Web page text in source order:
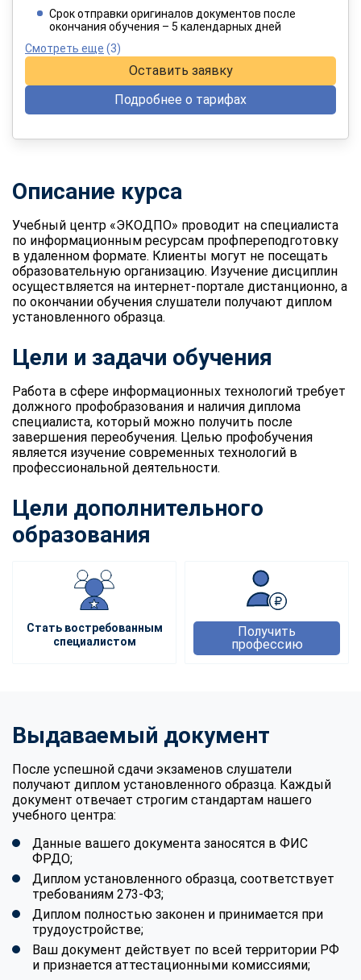
При оплате в рассрочку на 12 месяцев
Срок отправки оригиналов документов после
окончания обучения – 5 календарных дней
Смотреть еще (3)
Оставить заявку
Подробнее о тарифах
Описание курса
Учебный центр «ЭКОДПО» проводит на специалиста
по информационным ресурсам профпереподготовку
в удаленном формате. Клиенты могут не посещать
образовательную организацию. Изучение дисциплин
осуществляется на интернет-портале дистанционно, а
по окончании обучения слушатели получают диплом
установленного образца.
Цели и задачи обучения
Работа в сфере информационных технологий требует
должного профобразования и наличия диплома
специалиста, который можно получить после
завершения переобучения. Целью профобучения
является изучение современных технологий в
профессиональной деятельности.
Цели дополнительного
образования
Стать востребованным
специалистом
Получить
профессию
Выдаваемый документ
После успешной сдачи экзаменов слушатели
получают диплом установленного образца. Каждый
документ отвечает строгим стандартам нашего
учебного центра:
Данные вашего документа заносятся в ФИС
ФРДО;
Диплом установленного образца, соответствует
требованиям 273-ФЗ;
Диплом полностью законен и принимается при
трудоустройстве;
Ваш документ действует по всей территории РФ
и признается аттестационными комиссиями;